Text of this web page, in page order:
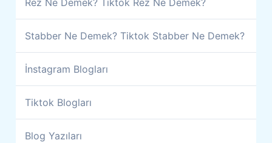
Stabber Ne Demek? Tiktok Stabber Ne Demek?
İnstagram Blogları
Tiktok Blogları
Blog Yazıları